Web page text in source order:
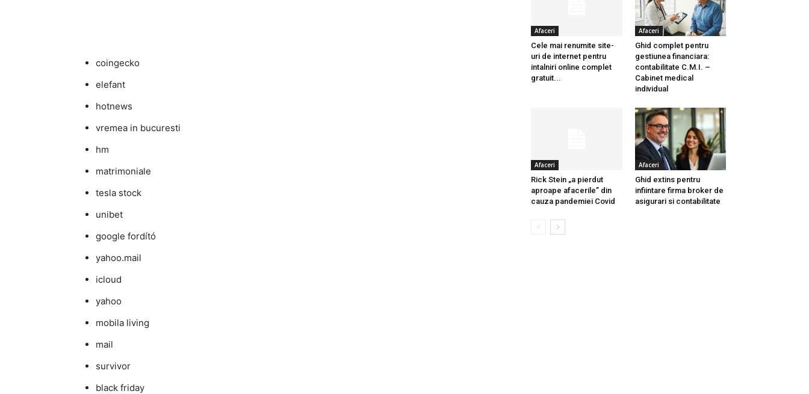
coingecko
elefant
hotnews
vremea in bucuresti
hm
matrimoniale
tesla stock
unibet
google fordító
yahoo.mail
icloud
yahoo
mobila living
mail
survivor
black friday
Afaceri
Cele mai renumite site-
uri de internet pentru
intalniri online complet
gratuit...
Afaceri
Ghid complet pentru
gestiunea financiara:
contabilitate C.M.I. –
Cabinet medical
individual
Afaceri
Rick Stein „a pierdut
aproape afacerile” din
cauza pandemiei Covid
Afaceri
Ghid extins pentru
infiintare firma broker de
asigurari si contabilitate